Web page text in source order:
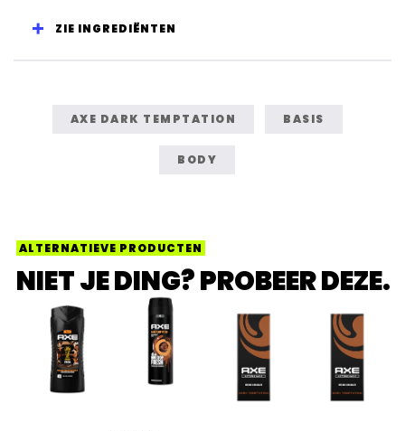
ZIE INGREDIËNTEN
AXE DARK TEMPTATION BASIS
BODY
ALTERNATIEVE PRODUCTEN
NIET JE DING? PROBEER DEZE.